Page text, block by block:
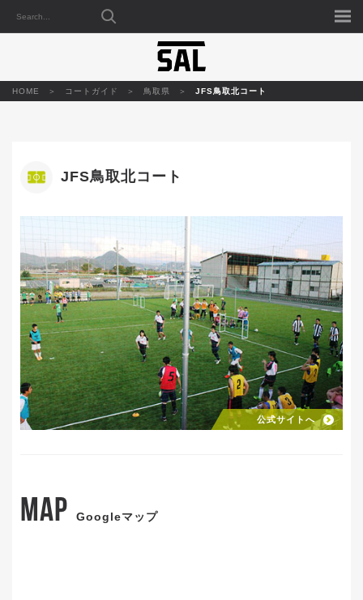
HOME コートガイド 鳥取県 JFS鳥取北コート
JFS鳥取北コート
公式サイトへ
MAP Googleマップ